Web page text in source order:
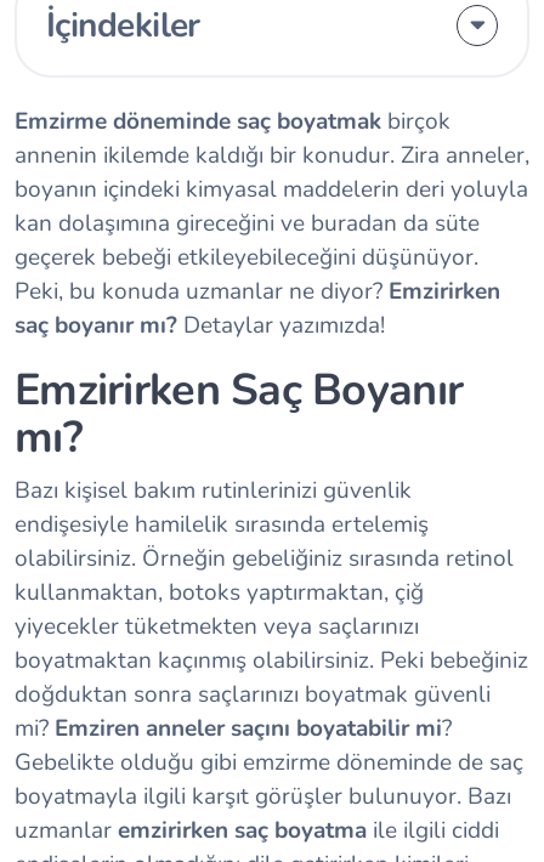
İçindekiler
Emzirme döneminde saç boyatmak birçok
annenin ikilemde kaldığı bir konudur. Zira anneler,
boyanın içindeki kimyasal maddelerin deri yoluyla
kan dolaşımına gireceğini ve buradan da süte
geçerek bebeği etkileyebileceğini düşünüyor.
Peki, bu konuda uzmanlar ne diyor? Emzirirken
saç boyanır mı? Detaylar yazımızda!
Emzirirken Saç Boyanır
mı?
Bazı kişisel bakım rutinlerinizi güvenlik
endişesiyle hamilelik sırasında ertelemiş
olabilirsiniz. Örneğin gebeliğiniz sırasında retinol
kullanmaktan, botoks yaptırmaktan, çiğ
yiyecekler tüketmekten veya saçlarınızı
boyatmaktan kaçınmış olabilirsiniz. Peki bebeğiniz
doğduktan sonra saçlarınızı boyatmak güvenli
mi? Emziren anneler saçını boyatabilir mi?
Gebelikte olduğu gibi emzirme döneminde de saç
boyatmayla ilgili karşıt görüşler bulunuyor. Bazı
uzmanlaremzirirken saç boyatma ile ilgili ciddi